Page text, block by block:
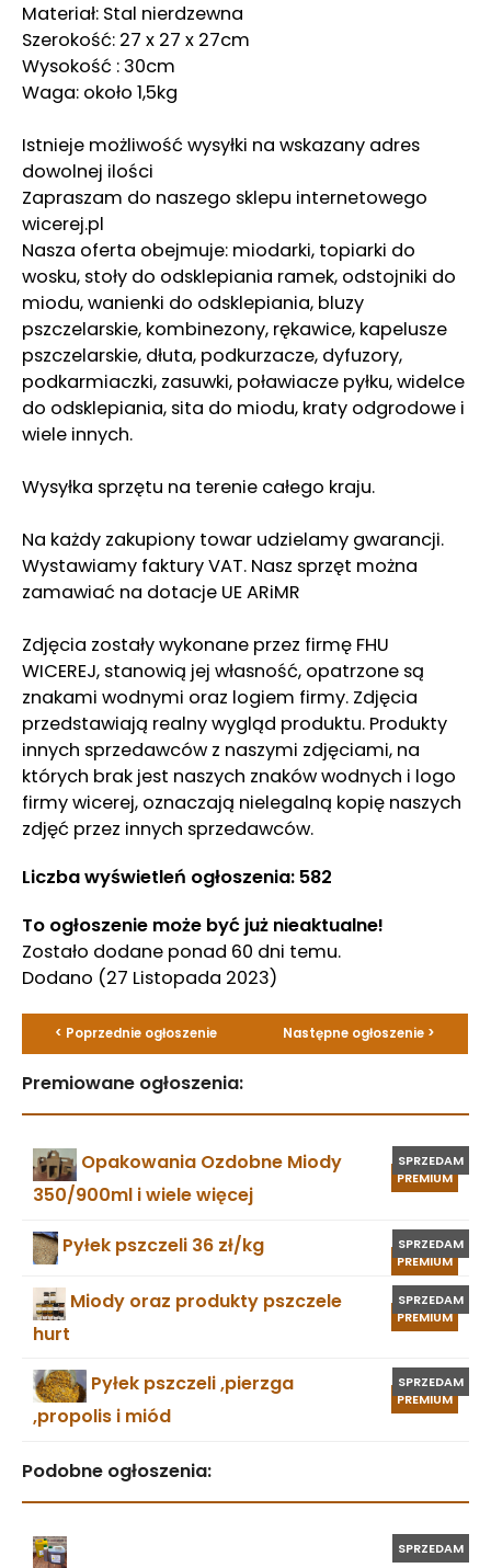
Materiał: Stal nierdzewna
Szerokość: 27 x 27 x 27cm
Wysokość : 30cm
Waga: około 1,5kg
Istnieje możliwość wysyłki na wskazany adres
dowolnej ilości
Zapraszam do naszego sklepu internetowego
wicerej.pl
Nasza oferta obejmuje: miodarki, topiarki do
wosku, stoły do odsklepiania ramek, odstojniki do
miodu, wanienki do odsklepiania, bluzy
pszczelarskie, kombinezony, rękawice, kapelusze
pszczelarskie, dłuta, podkurzacze, dyfuzory,
podkarmiaczki, zasuwki, poławiacze pyłku, widelce
do odsklepiania, sita do miodu, kraty odgrodowe i
wiele innych.
Wysyłka sprzętu na terenie całego kraju.
Na każdy zakupiony towar udzielamy gwarancji.
Wystawiamy faktury VAT. Nasz sprzęt można
zamawiać na dotacje UE ARiMR
Zdjęcia zostały wykonane przez firmę FHU
WICEREJ, stanowią jej własność, opatrzone są
znakami wodnymi oraz logiem firmy. Zdjęcia
przedstawiają realny wygląd produktu. Produkty
innych sprzedawców z naszymi zdjęciami, na
których brak jest naszych znaków wodnych i logo
firmy wicerej, oznaczają nielegalną kopię naszych
zdjęć przez innych sprzedawców.
Liczba wyświetleń ogłoszenia: 582
To ogłoszenie może być już nieaktualne!
Zostało dodane ponad 60 dni temu.
Dodano (27 Listopada 2023)
< Poprzednie ogłoszenie Następne ogłoszenie >
Premiowane ogłoszenia:
PREMIUM
SPRZEDAM
Opakowania Ozdobne Miody
350/900ml i wiele więcej
PREMIUM
SPRZEDAM
Pyłek pszczeli 36 zł/kg
PREMIUM
SPRZEDAM
Miody oraz produkty pszczele
hurt
PREMIUM
SPRZEDAM
Pyłek pszczeli ,pierzga
,propolis i miód
Podobne ogłoszenia:
SPRZEDAM